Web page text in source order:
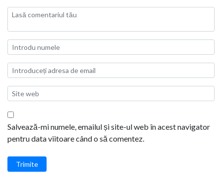
Salvează-mi numele, emailul și site-ul web în acest navigator
pentru data viitoare când o să comentez.
Trimite